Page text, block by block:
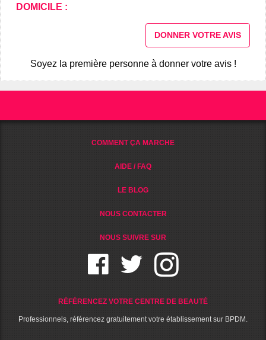
DOMICILE :
DONNER VOTRE AVIS
Soyez la première personne à donner votre avis !
COMMENT ÇA MARCHE
AIDE / FAQ
LE BLOG
NOUS CONTACTER
NOUS SUIVRE SUR
RÉFÉRENCEZ VOTRE CENTRE DE BEAUTÉ
Professionnels, référencez gratuitement votre établissement sur BPDM.